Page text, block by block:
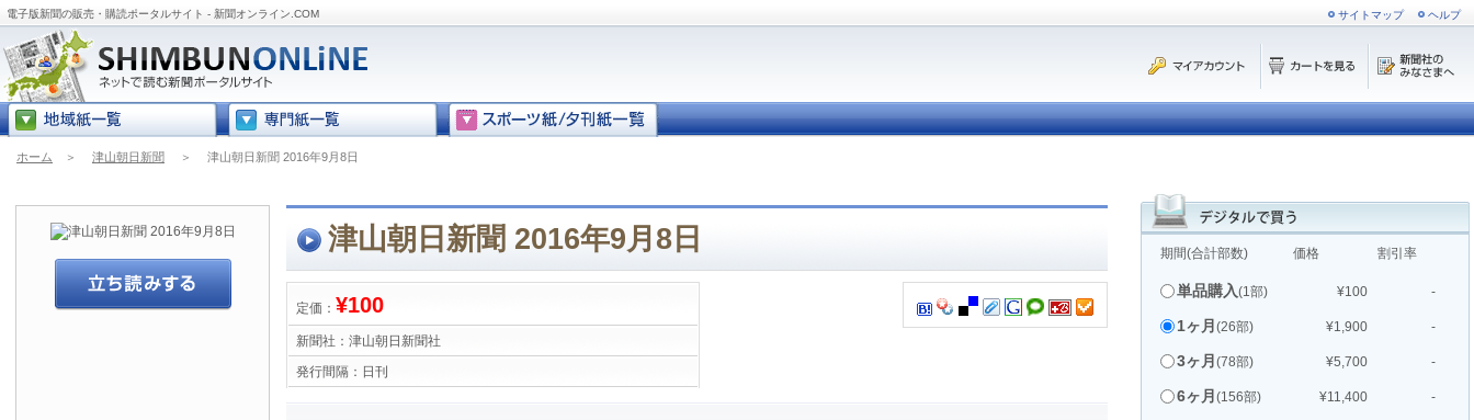
電子版新聞の販売・購読ポータルサイト - 新聞オンライン.COM サイトマップ ヘルプ
ホーム ＞ 津山朝日新聞 ＞ 津山朝日新聞 2016年9月8日
期間(合計部数) 価格 割引率
単品購入(1部) ¥100 -
1ヶ月 (26部) ¥1,900 -
3ヶ月 (78部) ¥5,700 -
6ヶ月 (156部) ¥11,400 -
津山朝日新聞 2016年9月8日
定価： ¥100
新聞社： 津山朝日新聞社
発行間隔： 日刊